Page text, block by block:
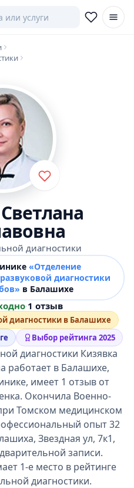
диагностики
«Отделение
диагностики
в Балашихе
·1 отзыв
диагностики в Балашихе
Выбор рейтинга 2025
диагностики Кизявка
работает в Балашихе,
имеет 1 отзыв от
Окончила Военно-
Томском медицинском
опыт 32
Звездная ул, 7к1,
записи.
1-е место в рейтинге
диагностики.